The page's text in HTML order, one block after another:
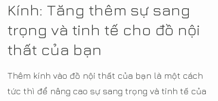
Kính: Tăng thêm sự sang
trọng và tinh tế cho đồ nội
thất của bạn
Thêm kính vào đồ nội thất của bạn là một cách
tức thì để nâng cao sự sang trọng và tinh tế của